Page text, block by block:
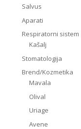
Salvus
Aparati
Respiratorni sistem
Kašalj
Stomatologija
Brend/Kozmetika
Mavala
Olival
Uriage
Avene